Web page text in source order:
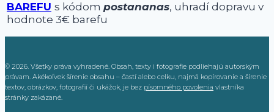
BAREFU s kódom postananas, uhradí dopravu v
hodnote 3€ barefu
© 2026. Všetky práva vyhradené. Obsah, texty i fotografie podliehajú autorským
právam. Akékoľvek šírenie obsahu – častí alebo celku, najmä kopírovanie a šírenie
textov, obrázkov, fotografií či ukážok, je bez písomného povolenia vlastníka
stránky zakázané.